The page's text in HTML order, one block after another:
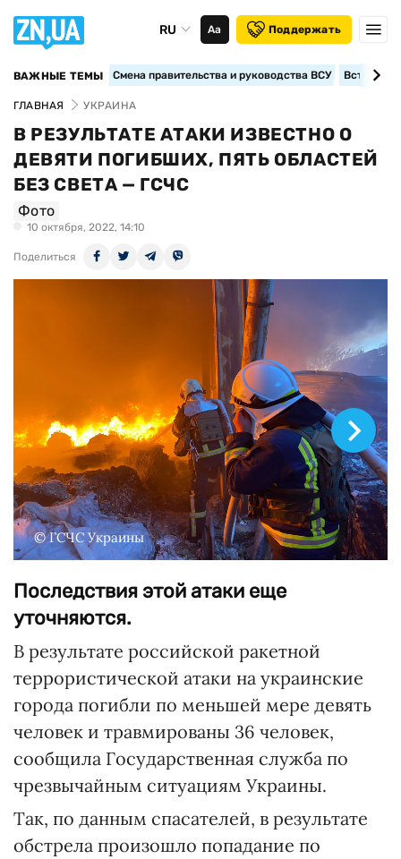
RU Аа Поддержать
ВАЖНЫЕ ТЕМЫ Смена правительства и руководства ВСУ
ГЛАВНАЯ УКРАИНА
В РЕЗУЛЬТАТЕ АТАКИ ИЗВЕСТНО О
ДЕВЯТИ ПОГИБШИХ, ПЯТЬ ОБЛАСТЕЙ
БЕЗ СВЕТА — ГСЧС
Фото
10 октября, 2022, 14:10
Поделиться
© ГСЧС Украины
Последствия этой атаки еще
уточняются.
В результате российской ракетной
террористической атаки на украинские
города погибли по меньшей мере девять
человек и травмированы 36 человек,
сообщила Государственная служба по
чрезвычайным ситуациям Украины.
Так, по данным спасателей, в результате
обстрела произошло попадание по